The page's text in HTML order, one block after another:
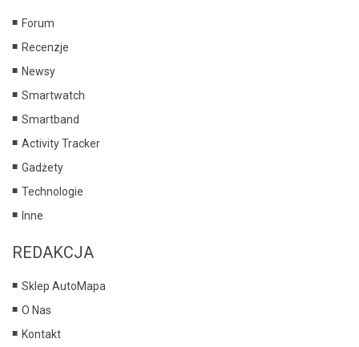
Forum
Recenzje
Newsy
Smartwatch
Smartband
Activity Tracker
Gadżety
Technologie
Inne
REDAKCJA
Sklep AutoMapa
O Nas
Kontakt